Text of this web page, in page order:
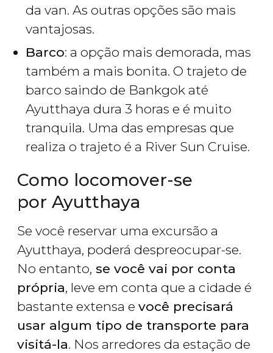
da van. As outras opções são mais
vantajosas.
Barco: a opção mais demorada, mas
também a mais bonita. O trajeto de
barco saindo de Bankgok até
Ayutthaya dura 3 horas e é muito
tranquila. Uma das empresas que
realiza o trajeto é a River Sun Cruise.
Como locomover-se
por Ayutthaya
Se você reservar uma excursão a
Ayutthaya, poderá despreocupar-se.
No entanto, se você vai por conta
própria, leve em conta que a cidade é
bastante extensa e você precisará
usar algum tipo de transporte para
visitá-la. Nos arredores da estação de